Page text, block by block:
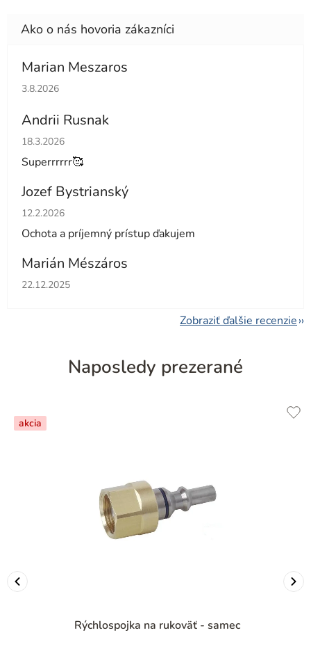
Marian Meszaros
Hodnotenie obchodu je 5 z 5 hviezdičiek.
3.8.2026
Andrii Rusnak
Hodnotenie obchodu je 5 z 5 hviezdičiek.
18.3.2026
Superrrrrr🥰
Jozef Bystrianský
Hodnotenie obchodu je 5 z 5 hviezdičiek.
12.2.2026
Ochota a príjemný prístup ďakujem
Marián Mészáros
Hodnotenie obchodu je 5 z 5 hviezdičiek.
22.12.2025
Zobraziť ďalšie recenzie
Naposledy prezerané
akcia
Rýchlospojka na rukoväť - samec